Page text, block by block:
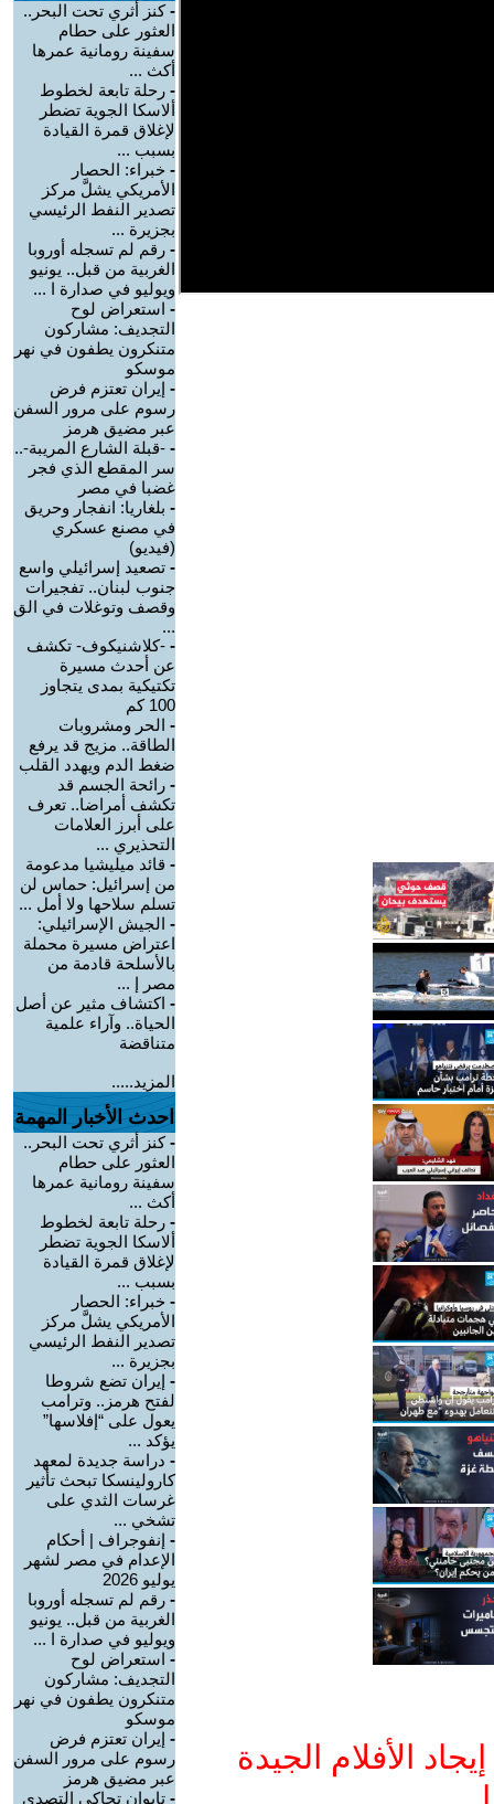
الأفلام الجيدة
-كنز أثري تحت البحر..
العثور على حطام
سفينة رومانية عمرها
أكث ...
- رحلة تابعة لخطوط
ألاسكا الجوية تضطر
لإغلاق قمرة القيادة
بسبب ...
- خبراء: الحصار
الأمريكي يشلَّ مركز
تصدير النفط الرئيسي
بجزيرة ...
- رقم لم تسجله أوروبا
الغربية من قبل.. يونيو
ويوليو في صدارة ا ...
- استعراض لوح
التجديف: مشاركون
متنكرون يطفون في نهر
موسكو
- إيران تعتزم فرض
رسوم على مرور السفن
عبر مضيق هرمز
- -قبلة الشارع المريبة-..
سر المقطع الذي فجر
غضبا في مصر
- بلغاريا: انفجار وحريق
في مصنع عسكري
(فيديو)
- تصعيد إسرائيلي واسع
جنوب لبنان.. تفجيرات
وقصف وتوغلات في الق
...
- -كلاشنيكوف- تكشف
عن أحدث مسيرة
تكتيكية بمدى يتجاوز
100 كم
- الحر ومشروبات
الطاقة.. مزيج قد يرفع
ضغط الدم ويهدد القلب
- رائحة الجسم قد
تكشف أمراضا.. تعرف
على أبرز العلامات
التحذيري ...
- قائد ميليشيا مدعومة
من إسرائيل: حماس لن
تسلم سلاحها ولا أمل ...
- الجيش الإسرائيلي:
اعتراض مسيرة محملة
بالأسلحة قادمة من
مصر إ ...
- اكتشاف مثير عن أصل
الحياة.. وآراء علمية
متناقضة
المزيد.....
احدث الأخبار المهمة
-كنز أثري تحت البحر..
العثور على حطام
سفينة رومانية عمرها
أكث ...
- رحلة تابعة لخطوط
ألاسكا الجوية تضطر
لإغلاق قمرة القيادة
بسبب ...
- خبراء: الحصار
الأمريكي يشلَّ مركز
تصدير النفط الرئيسي
بجزيرة ...
- إيران تضع شروطا
لفتح هرمز.. وترامب
يعول على “إفلاسها”
يؤكد ...
- دراسة جديدة لمعهد
كارولينسكا تبحث تأثير
غرسات الثدي على
تشخي ...
- إنفوجراف | أحكام
الإعدام في مصر لشهر
يوليو 2026
- رقم لم تسجله أوروبا
الغربية من قبل.. يونيو
ويوليو في صدارة ا ...
- استعراض لوح
التجديف: مشاركون
متنكرون يطفون في نهر
موسكو
- إيران تعتزم فرض
رسوم على مرور السفن
عبر مضيق هرمز
- تايوان تحاكي التصدي